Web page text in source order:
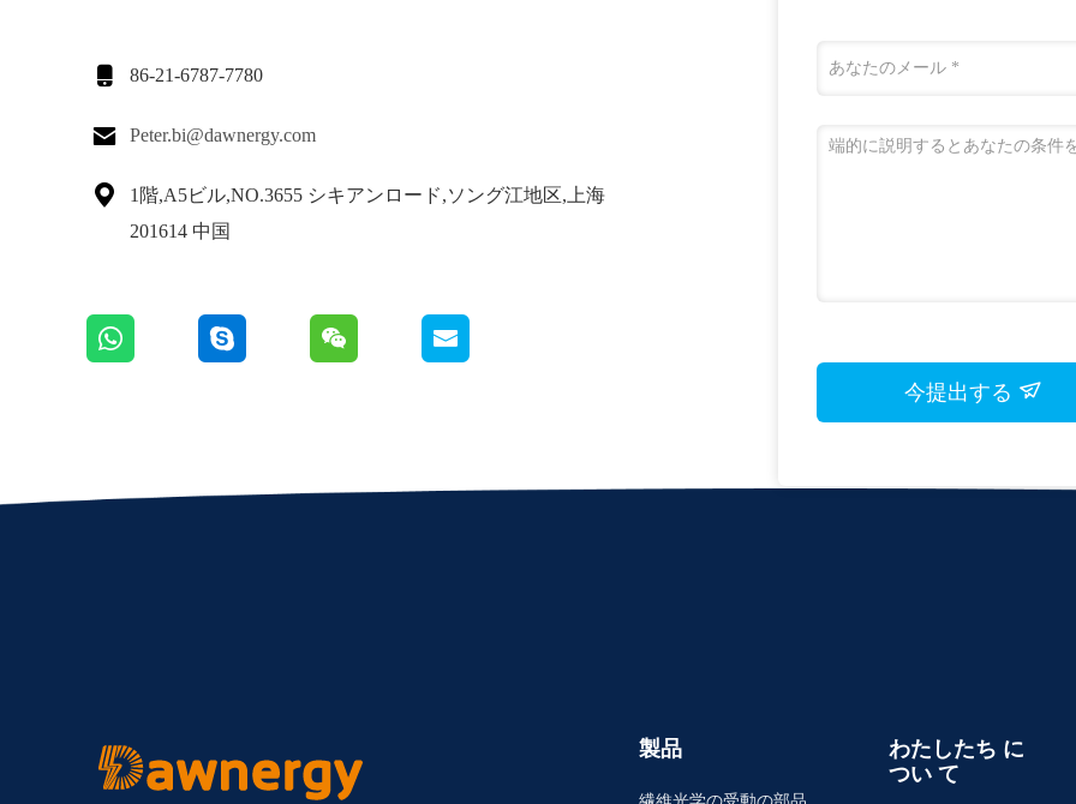
 86-21-6787-7780
 Peter.bi@dawnergy.com

1階,A5ビル,NO.3655 シキアンロード,ソング江地区,上海
201614 中国
今提出する
製品
わたしたち に
つい て